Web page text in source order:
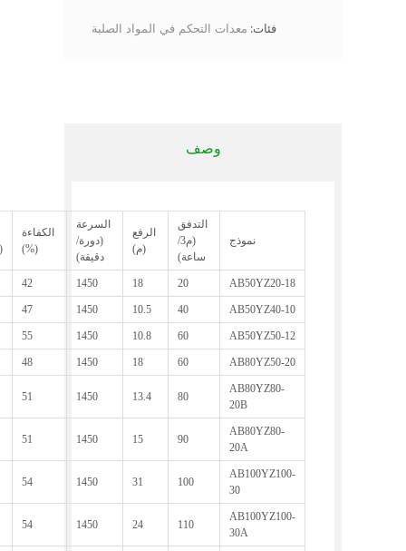
فئات: معدات التحكم في المواد الصلبة
وصف
نموذج
التدفق
(م3/
ساعة)
الرفع
(م)
السرعة
(دورة/
دقيقة)
الكفاءة
(%)
AB50YZ20-18
20
18
1450
42
AB50YZ40-10
40
10.5
1450
47
AB50YZ50-12
60
10.8
1450
55
AB80YZ50-20
60
18
1450
48
AB80YZ80-
20B
80
13.4
1450
51
AB80YZ80-
20A
90
15
1450
51
AB100YZ100-
30
100
31
1450
54
AB100YZ100-
30A
110
24
1450
54